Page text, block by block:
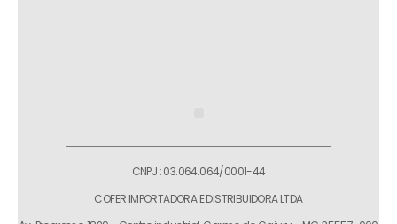
CNPJ : 03.064.064/0001-44
COFER IMPORTADORA E DISTRIBUIDORA LTDA